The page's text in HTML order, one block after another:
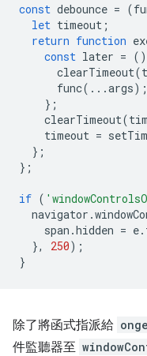
const debounce = (
let timeout ;
return function
const later = ()
clearTimeout(
func(...args);
};
clearTimeout(
timeout =
};
};
if (
navigator .
span .hidden = e.
},
250);
}
除了將函式指派給
件監聽器至